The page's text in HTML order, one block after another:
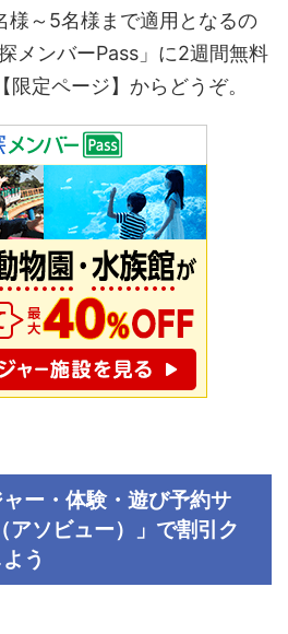
様～ 5名様まで適用となるの
メンバーPass」に2週間無料
定ページ】からどうぞ。
ー・体験・遊び予約サ
（アソビュー）」で割引ク
う